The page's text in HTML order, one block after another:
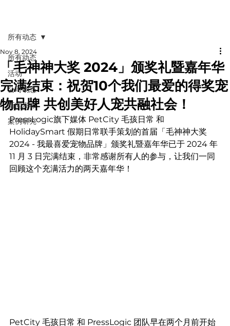
所有动态
活动
公司动态
新闻发布
案例研究
所有动态
「毛神神大奖 2024」颁奖礼暨嘉年华
完满结束：祝贺10个我们最爱的得奖宠
物品牌 共创美好人宠共融社会！
Nov 8, 2024
PressLogic旗下媒体 PetCity 毛孩日常 和
HolidaySmart 假期日常联手策划的首届「毛神神大奖
2024 - 我最喜爱宠物品牌」颁奖礼暨嘉年华已于 2024 年
11 月 3 日完满结束，非常感谢所有人的参与，让我们一同
回顾这个充满活力的两天嘉年华！
PetCity 毛孩日常 和 PressLogic 团队早在两个月前开始